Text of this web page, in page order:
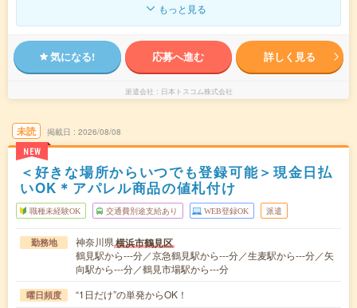
もっと見る
気になる! 応募へ進む 詳しく見る
派遣会社 日本トスコム株式会社
未読
NEW
掲載日 2026/08/08
＜好きな場所からいつでも登録可能＞現金日払
いOK＊アパレル商品の値札付け
職種未経験OK 交通費別途支給あり WEB登録OK 派遣
勤務地 神奈川県横浜市鶴見区
鶴見駅から---分／京急鶴見駅から---分／生麦駅から---分／矢
向駅から---分／鶴見市場駅から---分
曜日頻度 “1日だけ”の単発からOK！